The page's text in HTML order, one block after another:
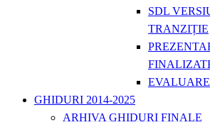
SDL
TRANZIȚIE
GHIDURI 2014-2025
ARHIVA GHIDURI FINALE